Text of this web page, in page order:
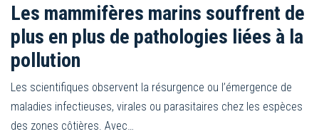
Les mammifères marins souffrent de
plus en plus de pathologies liées à la
pollution
Les scientifiques observent la résurgence ou l’émergence de
maladies infectieuses, virales ou parasitaires chez les espèces
des zones côtières. Avec…